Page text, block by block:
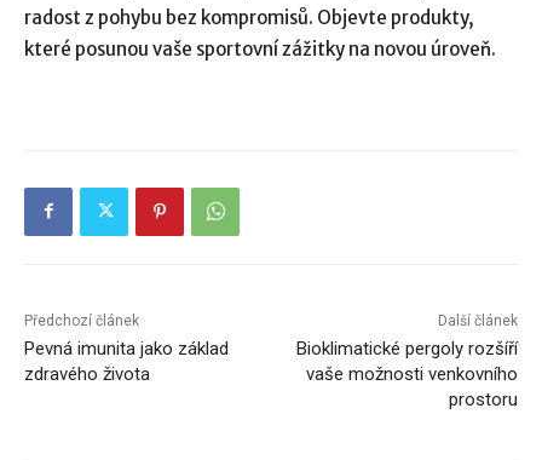
radost z pohybu bez kompromisů. Objevte produkty,
které posunou vaše sportovní zážitky na novou úroveň.
Předchozí článek
Pevná imunita jako základ
zdravého života
Další článek
Bioklimatické pergoly rozšíří
vaše možnosti venkovního
prostoru